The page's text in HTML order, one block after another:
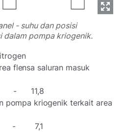
- suhu dan posisi
dalam pompa kriogenik.
flensa saluran masuk
11,8
pompa kriogenik terkait area
- 7,1